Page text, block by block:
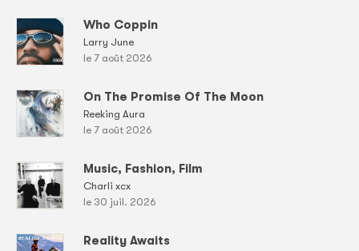
Who Coppin
Larry June
le 7 août 2026
On The Promise Of The Moon
Reeking Aura
le 7 août 2026
Music, Fashion, Film
Charli xcx
le 30 juil. 2026
Reality Awaits